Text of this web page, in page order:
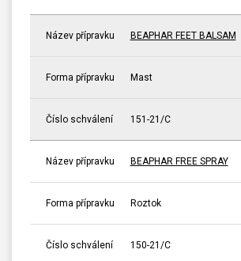
Název přípravku BEAPHAR FEET BALSAM
Forma přípravku Mast
Číslo schválení 151-21/C
Název přípravku BEAPHAR FREE SPRAY
Forma přípravku Roztok
Číslo schválení 150-21/C